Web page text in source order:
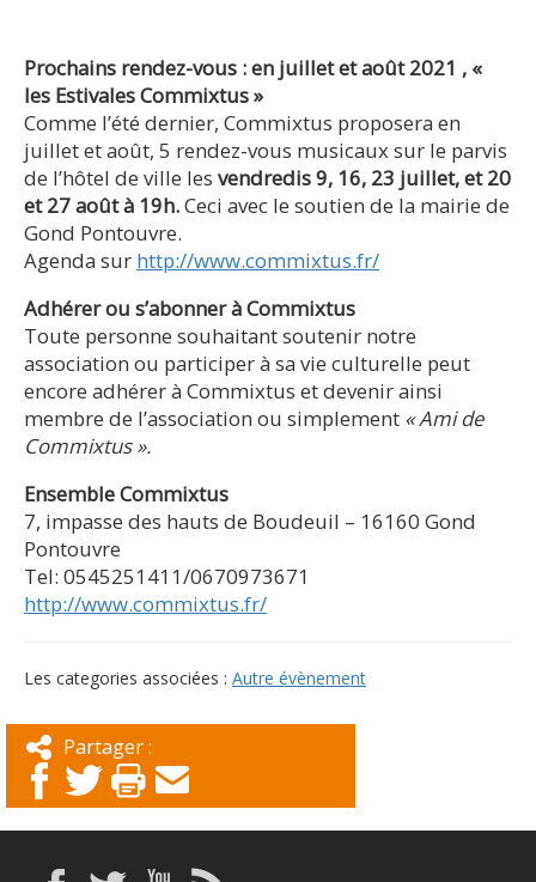
Prochains rendez-vous : en juillet et août 2021 , «
les Estivales Commixtus »
Comme l’été dernier, Commixtus proposera en
juillet et août, 5 rendez-vous musicaux sur le parvis
de l’hôtel de ville les vendredis 9, 16, 23 juillet, et 20
et 27 août à 19h.Ceci avec le soutien de la mairie de
Gond Pontouvre.
Agenda sur http://www.commixtus.fr/
Adhérer ou s’abonner à Commixtus
Toute personne souhaitant soutenir notre
association ou participer à sa vie culturelle peut
encore adhérer à Commixtus et devenir ainsi
membre de l’association ou simplement « Ami de
Commixtus ».
Ensemble Commixtus
7, impasse des hauts de Boudeuil – 16160 Gond
Pontouvre
Tel: 0545251411/0670973671
http://www.commixtus.fr/
Les categories associées : Autre évènement
Partager :